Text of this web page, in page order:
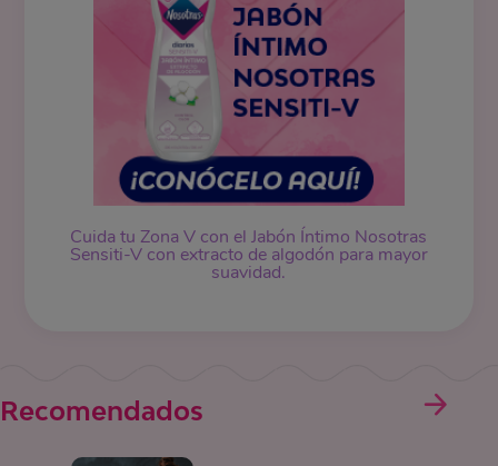
Cuida tu Zona V con elJabón Íntimo Nosotras
Sensiti-V con extracto de algodón para mayor
suavidad.
Recomendados